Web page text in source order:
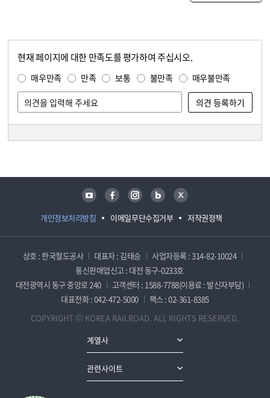
현재 페이지에 대한 만족도를 평가하여 주십시오.
매우만족 만족 보통 불만족 매우불만족
개인정보처리방침 이메일무단수집거부 저작권정책
유튜브 페이스북 인스타그램 블로그 트위터
상호 : 한국철도공사 대표자 : 김태승
사업자등록 : 314-82-10024
통신판매업신고 : 대전 동구-0233호
대전광역시 동구 중앙로 240
고객센터 : 1588-7788(이용료 : 발신자부담)
대표전화 : 042-472-5000
팩스 : 02-361-8385
COPYRIGHT ⓒ KOREA RAILROAD. ALL RIGHTS RESERVED.
계열사
관련사이트